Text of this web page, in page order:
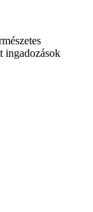
ingadozások